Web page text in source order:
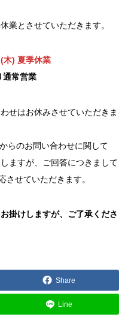
業とさせていただきます。
木) 夏季休業
通常営業
せはお休みさせていただきま
らのお問い合わせに関して
ますが、ご回答につきまして
させていただきます。
掛けしますが、ご了承くださ
Share
Line